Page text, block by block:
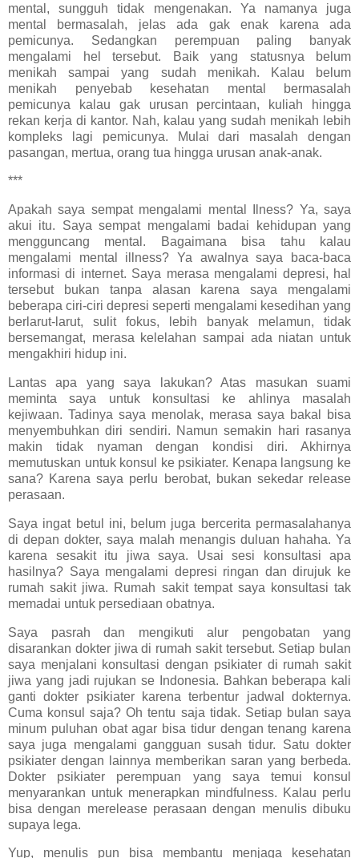
mental, sungguh tidak mengenakan. Ya namanya juga
mental bermasalah, jelas ada gak enak karena ada
pemicunya. Sedangkan perempuan paling banyak
mengalami hel tersebut. Baik yang statusnya belum
menikah sampai yang sudah menikah. Kalau belum
menikah penyebab kesehatan mental bermasalah
pemicunya kalau gak urusan percintaan, kuliah hingga
rekan kerja di kantor. Nah, kalau yang sudah menikah lebih
kompleks lagi pemicunya. Mulai dari masalah dengan
pasangan, mertua, orang tua hingga urusan anak-anak.
***
Apakah saya sempat mengalami mental Ilness? Ya, saya
akui itu. Saya sempat mengalami badai kehidupan yang
mengguncang mental. Bagaimana bisa tahu kalau
mengalami mental illness? Ya awalnya saya baca-baca
informasi di internet. Saya merasa mengalami depresi, hal
tersebut bukan tanpa alasan karena saya mengalami
beberapa ciri-ciri depresi seperti mengalami kesedihan yang
berlarut-larut, sulit fokus, lebih banyak melamun, tidak
bersemangat, merasa kelelahan sampai ada niatan untuk
mengakhiri hidup ini.
Lantas apa yang saya lakukan? Atas masukan suami
meminta saya untuk konsultasi ke ahlinya masalah
kejiwaan. Tadinya saya menolak, merasa saya bakal bisa
menyembuhkan diri sendiri. Namun semakin hari rasanya
makin tidak nyaman dengan kondisi diri. Akhirnya
memutuskan untuk konsul ke psikiater. Kenapa langsung ke
sana? Karena saya perlu berobat, bukan sekedar release
perasaan.
Saya ingat betul ini, belum juga bercerita permasalahanya
di depan dokter, saya malah menangis duluan hahaha. Ya
karena sesakit itu jiwa saya. Usai sesi konsultasi apa
hasilnya? Saya mengalami depresi ringan dan dirujuk ke
rumah sakit jiwa. Rumah sakit tempat saya konsultasi tak
memadai untuk persediaan obatnya.
Saya pasrah dan mengikuti alur pengobatan yang
disarankan dokter jiwa di rumah sakit tersebut. Setiap bulan
saya menjalani konsultasi dengan psikiater di rumah sakit
jiwa yang jadi rujukan se Indonesia. Bahkan beberapa kali
ganti dokter psikiater karena terbentur jadwal dokternya.
Cuma konsul saja? Oh tentu saja tidak. Setiap bulan saya
minum puluhan obat agar bisa tidur dengan tenang karena
saya juga mengalami gangguan susah tidur. Satu dokter
psikiater dengan lainnya memberikan saran yang berbeda.
Dokter psikiater perempuan yang saya temui konsul
menyarankan untuk menerapkan mindfulness. Kalau perlu
bisa dengan merelease perasaan dengan menulis dibuku
supaya lega.
Yup, menulis pun bisa membantu menjaga kesehatan